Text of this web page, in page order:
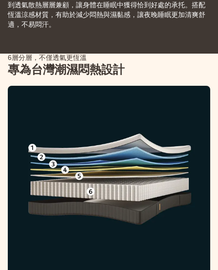
到透氣散熱層層兼顧，讓身體在睡眠中獲得恰到好處的承托。搭配
恆溫涼感材質，有助於減少悶熱與濕黏感，讓夜晚睡眠更加清爽舒
適，不易悶汗。
6層分層，不僅透氣更恆溫
專為台灣潮濕悶熱設計